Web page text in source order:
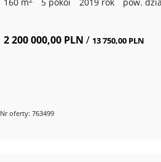
2 200 000,00 PLN / 13 750,00 PLN
Nr oferty: 763499